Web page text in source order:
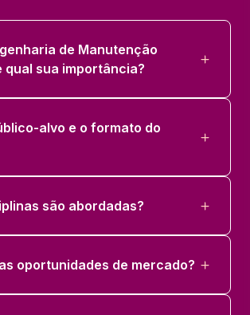
DA MANUTENCAO
de Manutenção
qual sua importância?
alvo e o formato do
são abordadas?
oportunidades de mercado?